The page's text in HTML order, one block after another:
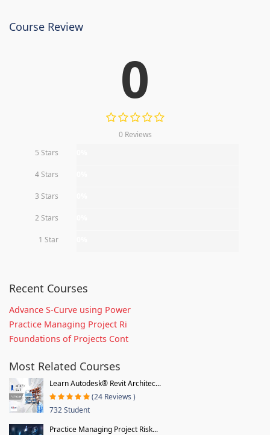
Course Review
0
0 Reviews
5 Stars
4 Stars
3 Stars
2 Stars
1 Star
Recent Courses
Advance S-Curve using Power
Practice Managing Project Ri
Foundations of Projects Cont
Most Related Courses
Learn Autodesk® Revit Architec...
(24 Reviews )
732 Student
Practice Managing Project Risk...